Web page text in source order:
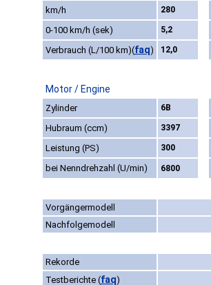
km/h 280
0-100 km/h (sek) 5,2
Verbrauch (L/100 km)(faq) 12,0
Motor / Engine
Zylinder 6B
Hubraum (ccm) 3397
Leistung (PS)
300
bei Nenndrehzahl (U/min)
6800
Vorgängermodell
Nachfolgemodell
Rekorde
Testberichte (faq)